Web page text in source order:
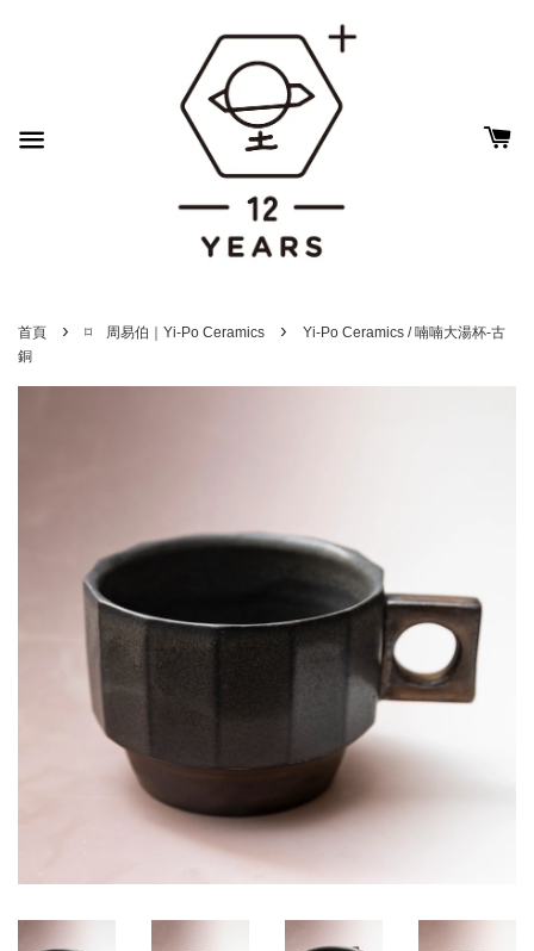
首頁 › ⌑ 周易伯｜Yi-Po Ceramics ›
Yi-Po Ceramics / 喃喃大湯杯-古
銅